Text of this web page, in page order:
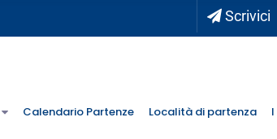
Scrivici
Calendario Partenze Località di partenza